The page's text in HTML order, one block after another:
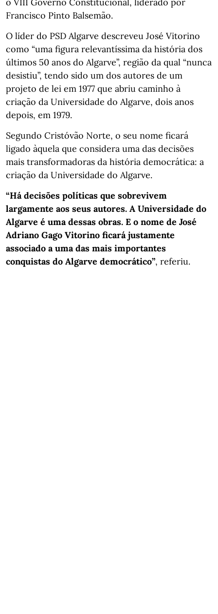
Francisco Pinto Balsemão.
O líder do PSD Algarve descreveu José Vitorino
como “uma figura relevantíssima da história dos
últimos 50 anos do Algarve”, região da qual “nunca
desistiu”, tendo sido um dos autores de um
projeto de lei em 1977 que abriu caminho à
criação da Universidade do Algarve, dois anos
depois, em 1979.
Segundo Cristóvão Norte, o seu nome ficará
ligado àquela que considera uma das decisões
mais transformadoras da história democrática: a
criação da Universidade do Algarve.
“Há decisões políticas que sobrevivem
largamente aos seus autores. A Universidade do
Algarve é uma dessas obras. E o nome de José
Adriano Gago Vitorino ficará justamente
associado a uma das mais importantes
conquistas do Algarve democrático”, referiu.